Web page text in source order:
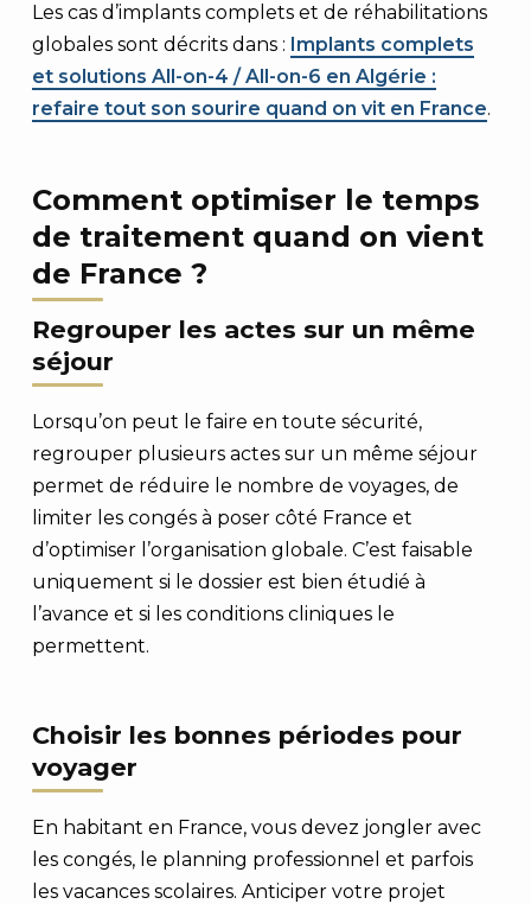
Les cas d’implants complets et de réhabilitations
globales sont décrits dans : Implants complets
et solutions All-on-4 / All-on-6 en Algérie :
refaire tout son sourire quand on vit en France.
Comment optimiser le temps
de traitement quand on vient
de France ?
Regrouper les actes sur un même
séjour
Lorsqu’on peut le faire en toute sécurité,
regrouper plusieurs actes sur un même séjour
permet de réduire le nombre de voyages, de
limiter les congés à poser côté France et
d’optimiser l’organisation globale. C’est faisable
uniquement si le dossier est bien étudié à
l’avance et si les conditions cliniques le
permettent.
Choisir les bonnes périodes pour
voyager
En habitant en France, vous devez jongler avec
les congés, le planning professionnel et parfois
les vacances scolaires. Anticiper votre projet